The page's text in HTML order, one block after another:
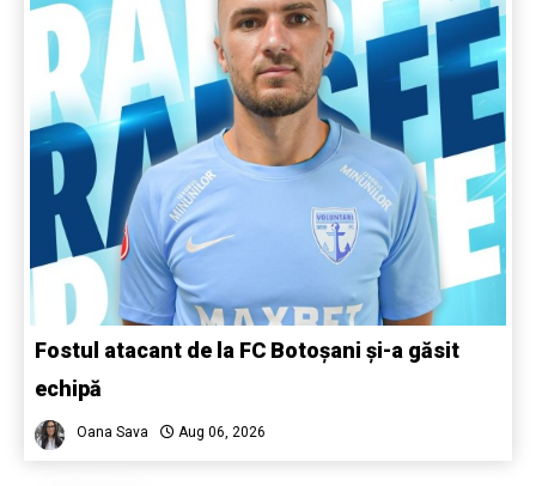
Fostul atacant de la FC Botoșani și-a găsit
echipă
Oana Sava Aug 06, 2026